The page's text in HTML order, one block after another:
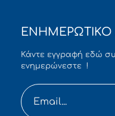
ΕΝΗΜΕΡΩΤΙΚΟ
Κάντε εγγραφή εδώ
ενημερώνεστε !